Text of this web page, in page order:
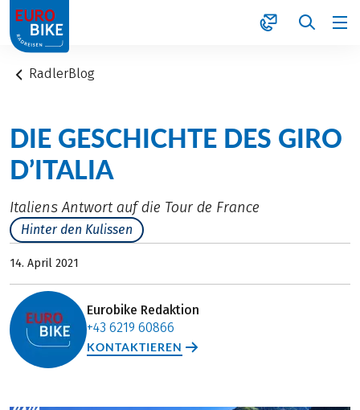
1
RadlerBlog
DIE GESCHICHTE DES GIRO
D’ITALIA
Italiens Antwort auf die Tour de France
Hinter den Kulissen
14. April 2021
Eurobike Redaktion
+43 6219 60866
KONTAKTIEREN